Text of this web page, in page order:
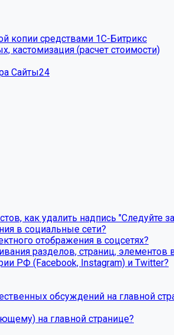
копии средствами 1С-Битрикс
кастомизация (расчет стоимости)
Сайты24
как удалить надпись "Следуйте
в социальные сети?
отображения в соцсетях?
разделов, страниц, элементов
РФ (Facebook, Instagram) и Twitter?
обсуждений на главной
на главной странице?